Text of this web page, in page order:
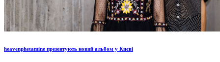
heavenphetamine презентують новий альбом у Києві